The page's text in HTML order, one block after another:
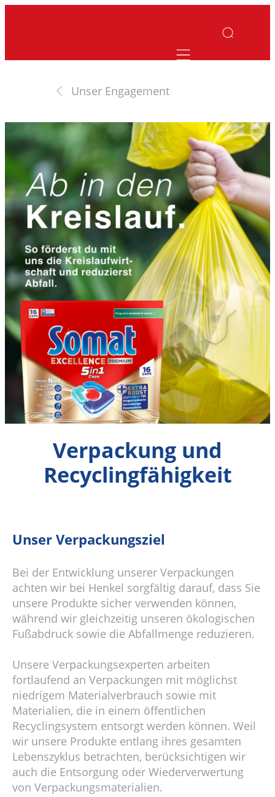
Mobile
Unser Engagement
Verpackung und
Recyclingfähigkeit
Unser Verpackungsziel
Bei der Entwicklung unserer Verpackungen
achten wir bei Henkel sorgfältig darauf, dass Sie
unsere Produkte sicher verwenden können,
während wir gleichzeitig unseren ökologischen
Fußabdruck sowie die Abfallmenge reduzieren.
Unsere Verpackungsexperten arbeiten
fortlaufend an Verpackungen mit möglichst
niedrigem Materialverbrauch sowie mit
Materialien, die in einem öffentlichen
Recyclingsystem entsorgt werden können. Weil
wir unsere Produkte entlang ihres gesamten
Lebenszyklus betrachten, berücksichtigen wir
auch die Entsorgung oder Wiederverwertung
von Verpackungsmaterialien.